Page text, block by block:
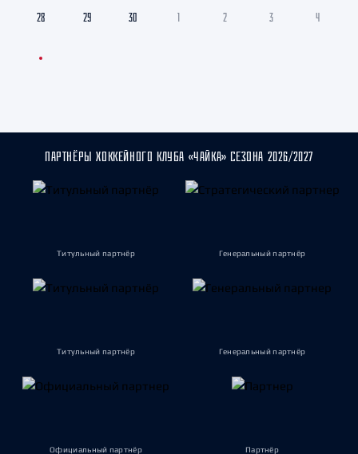
28 29 30 1 2 3 4
ПАРТНЁРЫ ХОККЕЙНОГО КЛУБА «ЧАЙКА» СЕЗОНА 2026/2027
Титульный партнёр Генеральный партнёр
Титульный партнёр Генеральный партнёр
Официальный партнёр Партнёр